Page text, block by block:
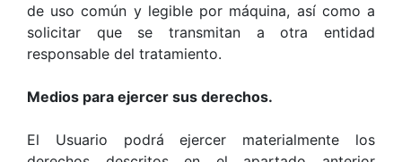
de uso común y legible por máquina, así como a
solicitar que se transmitan a otra entidad
responsable del tratamiento.
Medios para ejercer sus derechos.
El Usuario podrá ejercer materialmente los